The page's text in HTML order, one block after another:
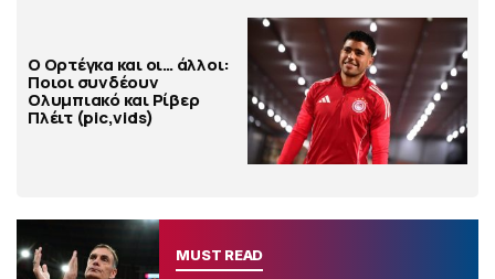
Ο Ορτέγκα και οι… άλλοι:
Ποιοι συνδέουν
Ολυμπιακό και Ρίβερ
Πλέιτ (pic,vids)
MUST READ